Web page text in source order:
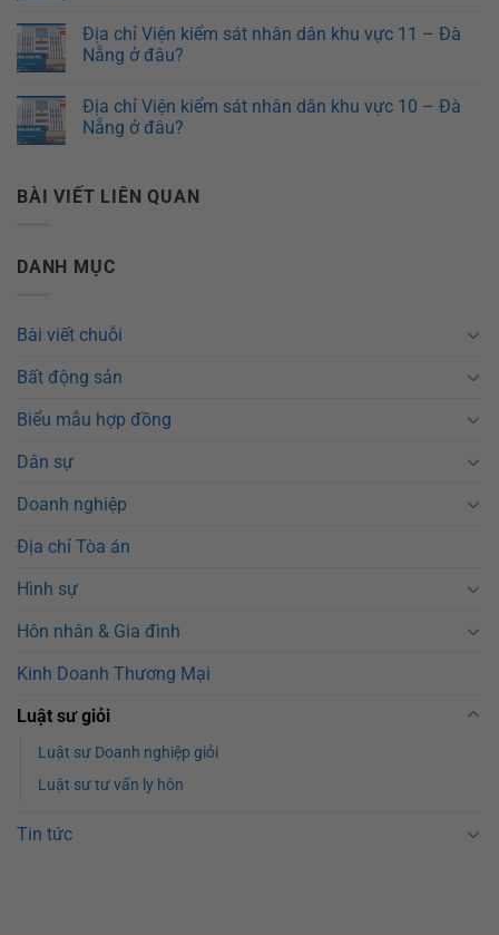
Địa chỉ Viện kiểm sát nhân dân khu vực 11 – Đà
Nẵng ở đâu?
Địa chỉ Viện kiểm sát nhân dân khu vực 10 – Đà
Nẵng ở đâu?
BÀI VIẾT LIÊN QUAN
DANH MỤC
Bài viết chuỗi
Bất động sản
Biểu mẫu hợp đồng
Dân sự
Doanh nghiệp
Địa chỉ Tòa án
Hình sự
Hôn nhân & Gia đình
Kinh Doanh Thương Mại
Luật sư giỏi
Luật sư Doanh nghiệp giỏi
Luật sư tư vấn ly hôn
Tin tức